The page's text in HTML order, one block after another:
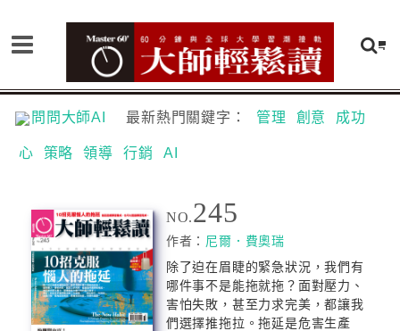
問問大師AI 最新熱門關鍵字： 管理 創意 成功
心 策略 領導 行銷 AI
NO.245
作者： 尼爾．費奧瑞
除了迫在眉睫的緊急狀況，我們有
哪件事不是能拖就拖？面對壓力、
害怕失敗，甚至力求完美，都讓我
們選擇推拖拉。拖延是危害生產